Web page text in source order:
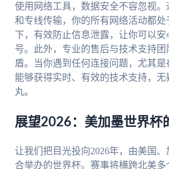
使用网络工具，数据安全不容忽视。
和专线传输，你的所有网络活动都处
下，有效防止信息泄露，让你可以
号。此外，专业的售后与技术支持
盾。当你遇到任何连接问题，尤其是
能够获得实时、有效的技术支持，
丸。
展望2026：美加墨世界杯
让我们把目光投向2026年，由美国
合举办的世界杯。赛事将横跨北美